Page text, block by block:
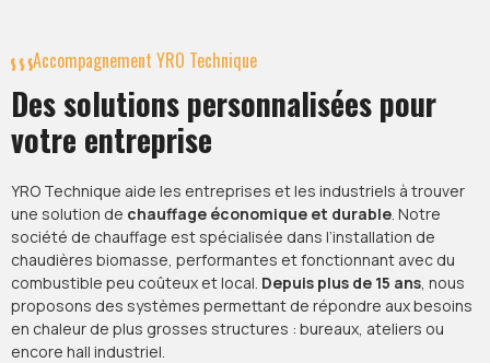
Accompagnement YRO Technique
Des solutions personnalisées pour
votre entreprise
YRO Technique aide les entreprises et les industriels à trouver
une solution de chauffage économique et durable . Notre
société de chauffage est spécialisée dans l’installation de
chaudières biomasse, performantes et fonctionnant avec du
combustible peu coûteux et local. Depuis plus de 15 ans , nous
proposons des systèmes permettant de répondre aux besoins
en chaleur de plus grosses structures : bureaux, ateliers ou
encore hall industriel.